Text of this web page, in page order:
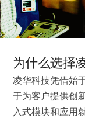
为什么选择
凌华科技凭借始
于为客户提供创
入式模块和应用